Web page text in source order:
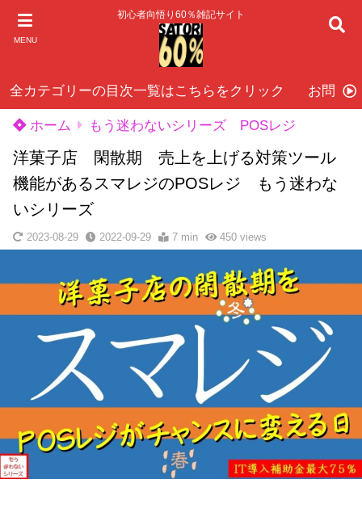
MENU
初心者向悟り60％雑記サイト
全カテゴリーの目次一覧はこちらをクリック お問い
ホーム もう迷わないシリーズ POSレジ
洋菓子店 閑散期 売上を上げる対策ツール
機能があるスマレジのPOSレジ もう迷わな
いシリーズ
2023-08-29 2022-09-29 7 min 450views